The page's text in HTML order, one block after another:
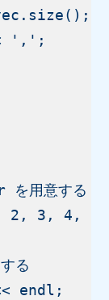
',';
を用意する
2, 3, 4,
る
endl;